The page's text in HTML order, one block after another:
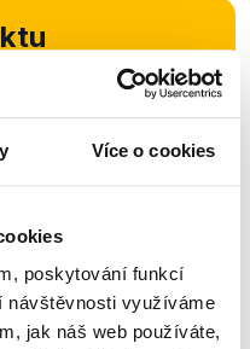
Více o cookies
poskytování funkcí
návštěvnosti využíváme
jak náš web používáte,
přinášíme
mějte tak
a
šíří.